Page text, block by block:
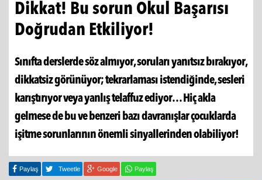
Dikkat! Bu sorun Okul Başarısı
Doğrudan Etkiliyor!
Sınıfta derslerde söz almıyor, soruları yanıtsız bırakıyor,
dikkatsiz görünüyor; tekrarlaması istendiğinde, sesleri
karıştırıyor veya yanlış telaffuz ediyor… Hiç akla
gelmese de bu ve benzeri bazı davranışlar çocuklarda
işitme sorunlarının önemli sinyallerinden olabiliyor!
Paylaş Tweetle Google Paylaş